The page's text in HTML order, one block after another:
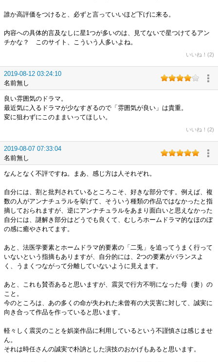
誰か高評価をつけると、必ずと言っていいほど下げに来る。
内容への具体的言及なしに星1つが多いのは、見てないで星つけてるアン
チかな？ このサイト、こういう人多いよね。
いいね！(2)
2019-08-12 03:24:10
名前無し
良い雰囲気のドラマ。
最近気に入るドラマが少なすぎるので「雰囲気が良い」は貴重。
変に狙わずにこのままいってほしい。
いいね！(2)
2019-08-07 07:33:04
名前無し
なんとなく不評ですね。まあ、感じ方は人それぞれ。
自分には、割と批判されているところこそ、好きな部分です。例えば、複
数の人がアンナチュラルを挙げて、そういう種類の作品ではなかったと指
摘しておられますが、逆にアンナチュラルをあまり面白いと思えなかった
自分には、謎解き部分はどうでも良くて、むしろホームドラマ的なほのぼ
の感に癒やされてます。
あと、法医学要素とホームドラマ的要素の「二兎」を追ってうまく行って
いないという指摘もありますが、自分的には、2つの要素がバランスよ
く、うまくつながって分離していないように見えます。
あと、これも賛否あると思いますが、震災で行方不明になった母（妻）の
こと。
今のところは、あの多くの命が失われた未曾有の大災害に対して、誠実に
向き合って作品を作っていると思います。
軽々しく震災のことを娯楽作品に利用しているという不謹慎さは感じませ
ん。
それは時任さんの誠実で朴訥とした演技のおかげもあると思います。